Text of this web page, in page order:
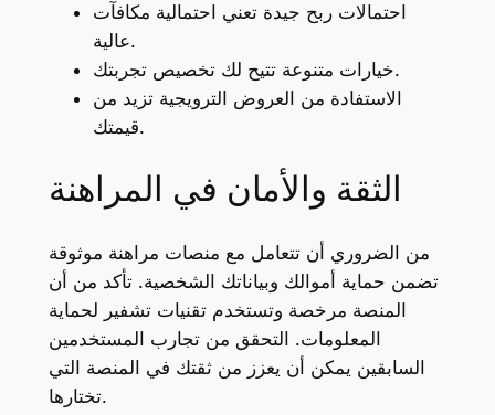
احتمالات ربح جيدة تعني احتمالية مكافآت
عالية.
خيارات متنوعة تتيح لك تخصيص تجربتك.
الاستفادة من العروض الترويجية تزيد من
قيمتك.
الثقة والأمان في المراهنة
من الضروري أن تتعامل مع منصات مراهنة موثوقة
تضمن حماية أموالك وبياناتك الشخصية. تأكد من أن
المنصة مرخصة وتستخدم تقنيات تشفير لحماية
المعلومات. التحقق من تجارب المستخدمين
السابقين يمكن أن يعزز من ثقتك في المنصة التي
تختارها.